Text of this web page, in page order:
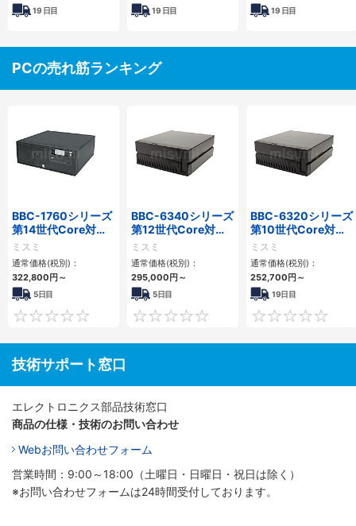
19 日目 19 日目 19 日目
PCの売れ筋ランキング
BBC-1760シリーズ
第14世代Core対応
小型フロアマウント
3PCIe
ミスミ
通常価格(税別)：
322,800円～
5日目
0
BBC-6340シリーズ
第12世代Core対応
小型フロアマウント
PC2PCI/2PCIe
ミスミ
通常価格(税別)：
295,000円～
5日目
0
BBC-6320シリーズ
第10世代Core対応
小型フロアマウント
FAPC 2PCI・2PCIe
ミスミ
通常価格(税別)：
252,700円～
19日目
技術サポート窓口
エレクトロニクス部品技術窓口
商品の仕様・技術のお問い合わせ
Webお問い合わせフォーム
営業時間：9:00～18:00（土曜日・日曜日・祝日は除く）
※お問い合わせフォームは24時間受付しております。